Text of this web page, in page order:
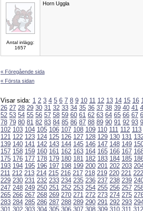
Antal inlägg:
1657
Horn Uggla
« Föregående sida
« Första sidan
Visar sida: 1 2 3 4 5 6 7 8 9 10 11 12 13 14 15 16
26 27 28 29 30 31 32 33 34 35 36 37 38 39 40 41
52 53 54 55 56 57 58 59 60 61 62 63 64 65 66 67
78 79 80 81 82 83 84 85 86 87 88 89 90 91 92 93
102 103 104 105 106 107 108 109 110 111 112 113
121 122 123 124 125 126 127 128 129 130 131
139 140 141 142 143 144 145 146 147 148 149
157 158 159 160 161 162 163 164 165 166 167
175 176 177 178 179 180 181 182 183 184 185
193 194 195 196 197 198 199 200 201 202 203
211 212 213 214 215 216 217 218 219 220 221 222
229 230 231 232 233 234 235 236 237 238 239
247 248 249 250 251 252 253 254 255 256 257
265 266 267 268 269 270 271 272 273 274 275
283 284 285 286 287 288 289 290 291 292 293
301 302 303 304 305 306 307 308 309 310 311 312